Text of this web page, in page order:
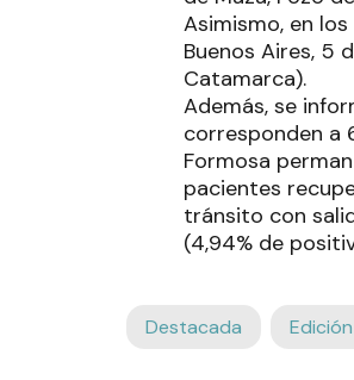
Asimismo, en
Buenos Aires, 5
Catamarca).
Además, se
corresponden a
Formosa
pacientes
tránsito con
(4,94% de
Destacada